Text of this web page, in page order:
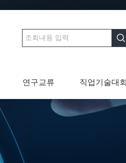
연구교류 직업기술대회